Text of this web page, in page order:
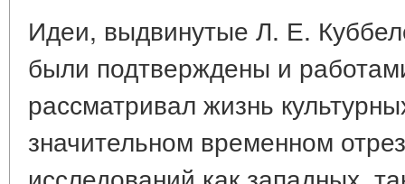
Идеи, выдвинутые Л. Е.
были подтверждены и
рассматривал жизнь
значительном временном